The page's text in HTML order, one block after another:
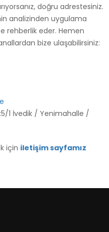
doğru adrestesiniz.
analizinden uygulama
rehberlik eder. Hemen
bize ulaşabilirsiniz:
1 İvedik / Yenimahalle /
için iletişim sayfamız